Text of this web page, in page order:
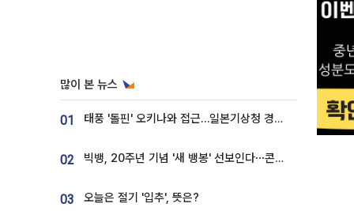
많이 본 뉴스
01 태풍 '돌핀' 오키나와 접근…일본기상청 경로 업데이트
02 빅뱅, 20주년 기념 '새 뱅봉' 선보인다⋯콘서트 앞두고 팝업 개최
03 오늘은 절기 '입추', 뜻은?